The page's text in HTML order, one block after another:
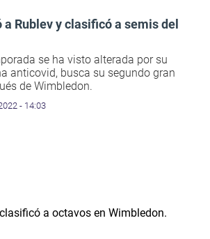
Rublev y clasificó a semis del
se ha visto alterada por su
anticovid, busca su segundo gran
de Wimbledon.
- 14:03